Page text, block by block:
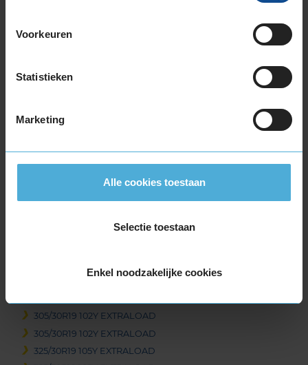
Voorkeuren
Statistieken
Marketing
Alle cookies toestaan
Selectie toestaan
Enkel noodzakelijke cookies
265/35R19 98Y EXTRALOAD
265/35R19 98Y EXTRALOAD
265/35R19 98Y EXTRALOAD
275/35R19 100Y EXTRALOAD
285/35R19 103Y EXTRALOAD
305/30R19 102Y EXTRALOAD
305/30R19 102Y EXTRALOAD
325/30R19 105Y EXTRALOAD